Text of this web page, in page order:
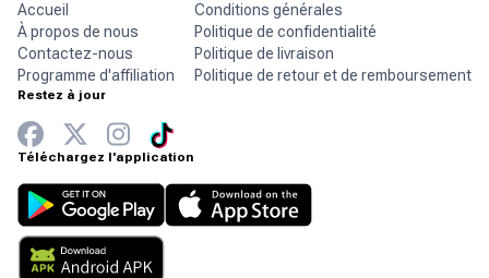
Accueil
À propos de nous
Contactez-nous
Programme d'affiliation
Conditions générales
Politique de confidentialité
Politique de livraison
Politique de retour et de remboursement
Restez à jour
Téléchargez l'application